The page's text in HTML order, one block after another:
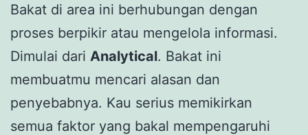
Bakat di area ini berhubungan dengan
proses berpikir atau mengelola informasi.
Dimulai dari Analytical. Bakat ini
membuatmu mencari alasan dan
penyebabnya. Kau serius memikirkan
semua faktor yang bakal mempengaruhi